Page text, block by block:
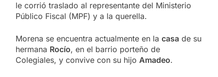
le corrió traslado al representante del Ministerio
Público Fiscal (MPF) y a la querella.
Morena se encuentra actualmente en la casa de su
hermana Rocío, en el barrio porteño de
Colegiales, y convive con su hijo Amadeo.